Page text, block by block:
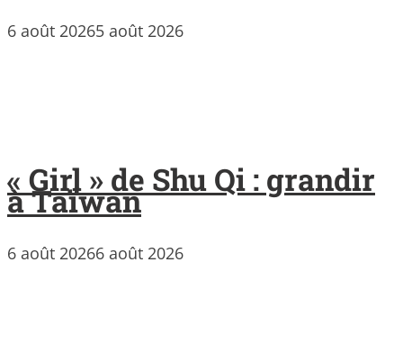
6 août 20265 août 2026
« Girl » de Shu Qi : grandir
à Taïwan
6 août 20266 août 2026